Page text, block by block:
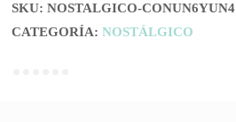
SKU: NOSTALGICO-CONUN6YUN4
CATEGORÍA: NOSTÁLGICO